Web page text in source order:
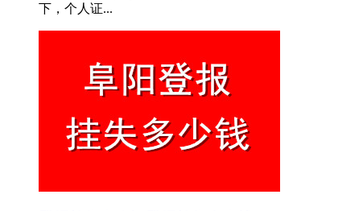
下，个人证...